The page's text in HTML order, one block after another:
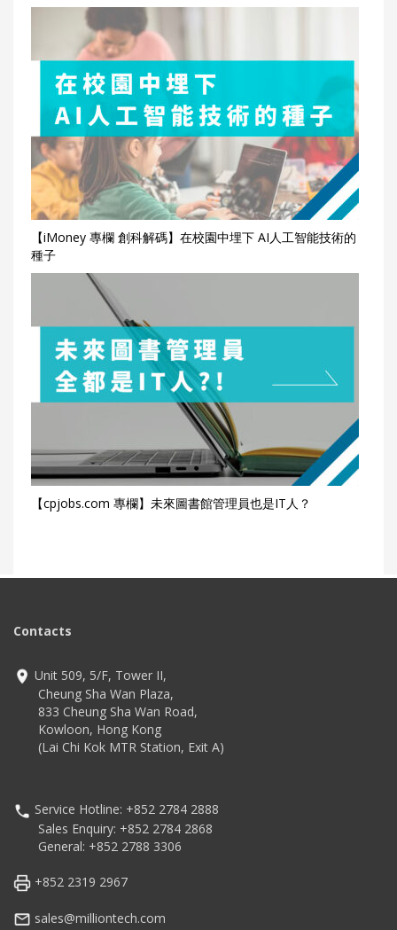
【iMoney 專欄 創科解碼】在校園中埋下 AI人工智能技術的
種子
【cpjobs.com 專欄】未來圖書館管理員也是IT人？
Contacts
Unit 509, 5/F, Tower II,
Cheung Sha Wan Plaza,
833 Cheung Sha Wan Road,
Kowloon, Hong Kong
(Lai Chi Kok MTR Station, Exit A)
Service Hotline: +852 2784 2888
Sales Enquiry: +852 2784 2868
General: +852 2788 3306
+852 2319 2967
sales@milliontech.com